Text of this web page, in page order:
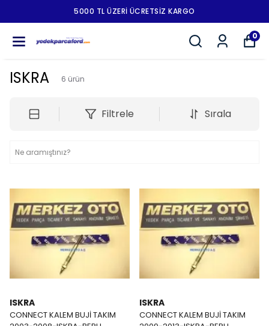
5000 TL ÜZERI ÜCRETSIZ KARGO
0
ISKRA 6 ürün
Filtrele Sırala
ISKRA
CONNECT KALEM BUJİ TAKIM
ISKRA
CONNECT KALEM BUJİ TAKIM